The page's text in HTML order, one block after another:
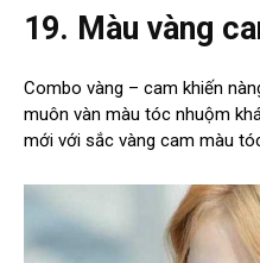
19. Màu vàng
Combo vàng – cam khiến
muôn vàn màu tóc nhuộm
mới với sắc vàng cam màu